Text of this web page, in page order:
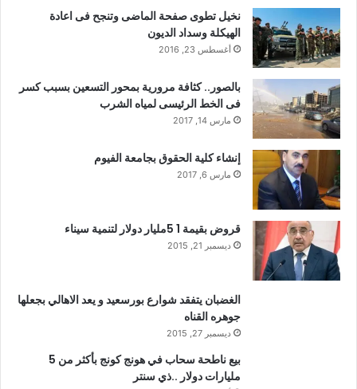
نخيل تطوى صفحة الماضى وتنجح فى اعادة
الهيكلة وسداد الديون
أغسطس 23, 2016
بالصور.. كثافة مرورية بمحور التسعين بسبب كسر
فى الخط الرئيسى لمياه الشرب
مارس 14, 2017
إنشاء كلية الحقوق بجامعة الفيوم
مارس 6, 2017
قروض بقيمة 1 5مليار دولار لتنمية سيناء
ديسمبر 21, 2015
الغضبان يتفقد شوارع بورسعيد و يعد الاهالي بجعلها
جوهره القناه
ديسمبر 27, 2015
بيع ناطحة سحاب في هونج كونج بأكثر من 5
مليارات دولار ..ذي سنتر